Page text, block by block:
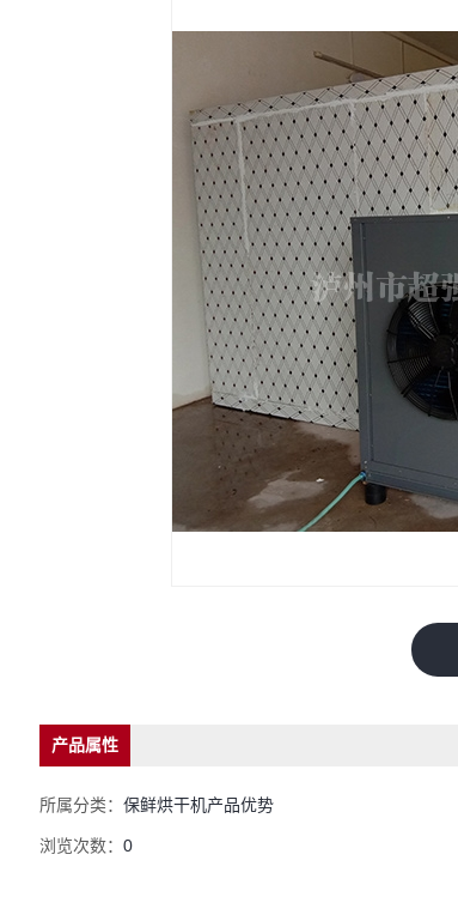
产品属性
所属分类：保鲜烘干机产品优势
浏览次数：0